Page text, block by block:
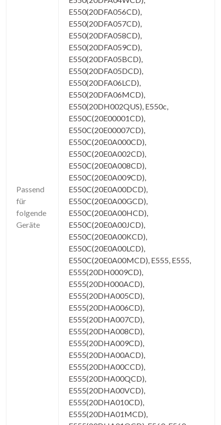
Passend
für
folgende
Geräte
E550(20DFA056CD),
E550(20DFA057CD),
E550(20DFA058CD),
E550(20DFA059CD),
E550(20DFA05BCD),
E550(20DFA05DCD),
E550(20DFA06LCD),
E550(20DFA06MCD),
E550(20DH002QUS), E550c,
E550C(20E00001CD),
E550C(20E00007CD),
E550C(20E0A000CD),
E550C(20E0A002CD),
E550C(20E0A008CD),
E550C(20E0A009CD),
E550C(20E0A00DCD),
E550C(20E0A00GCD),
E550C(20E0A00HCD),
E550C(20E0A00JCD),
E550C(20E0A00KCD),
E550C(20E0A00LCD),
E550C(20E0A00MCD), E555, E555,
E555(20DH0009CD),
E555(20DH000ACD),
E555(20DHA005CD),
E555(20DHA006CD),
E555(20DHA007CD),
E555(20DHA008CD),
E555(20DHA009CD),
E555(20DHA00ACD),
E555(20DHA00CCD),
E555(20DHA00QCD),
E555(20DHA00VCD),
E555(20DHA010CD),
E555(20DHA01MCD),